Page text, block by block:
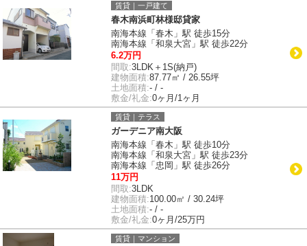
賃貸｜一戸建て
春木南浜町林様邸貸家
南海本線「春木」駅 徒歩15分
南海本線「和泉大宮」駅 徒歩22分
6.2万円
間取:3LDK＋1S(納戸)
建物面積:87.77㎡ / 26.55坪
土地面積:- / -
敷金/礼金:0ヶ月/1ヶ月
賃貸｜テラス
ガーデニア南大阪
南海本線「春木」駅 徒歩10分
南海本線「和泉大宮」駅 徒歩23分
南海本線「忠岡」駅 徒歩26分
11万円
間取:3LDK
建物面積:100.00㎡ / 30.24坪
土地面積:- / -
敷金/礼金:0ヶ月/25万円
賃貸｜マンション